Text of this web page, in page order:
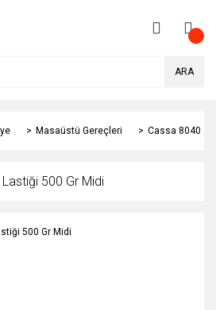
ARA
Masaüstü Gereçleri Cassa 8040
500 Gr Midi